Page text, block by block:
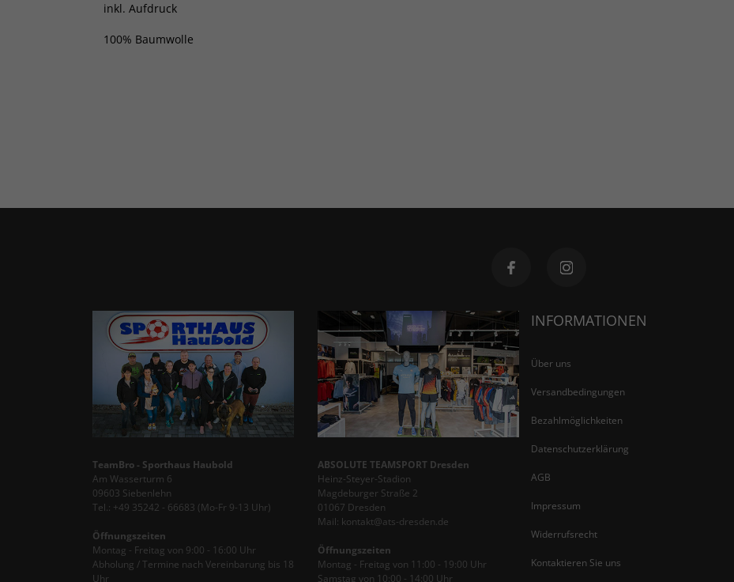
inkl. Aufdruck
100% Baumwolle
TeamBro - Sporthaus Haubold
Am Wasserturm 6
09603 Siebenlehn
Tel.: +49 35242 - 66683 (Mo-Fr 9-13 Uhr)
Öffnungszeiten
Montag - Freitag von 9:00 - 16:00 Uhr
Abholung / Termine nach Vereinbarung bis 18
Uhr
ABSOLUTE TEAMSPORT Dresden
Heinz-Steyer-Stadion
Magdeburger Straße 2
01067 Dresden
Mail: kontakt@ats-dresden.de
Öffnungszeiten
Montag - Freitag von 11:00 - 19:00 Uhr
Samstag von 10:00 - 14:00 Uhr
INFORMATIONEN
Über uns
Versandbedingungen
Bezahlmöglichkeiten
Datenschutzerklärung
AGB
Impressum
Widerrufsrecht
Kontaktieren Sie uns